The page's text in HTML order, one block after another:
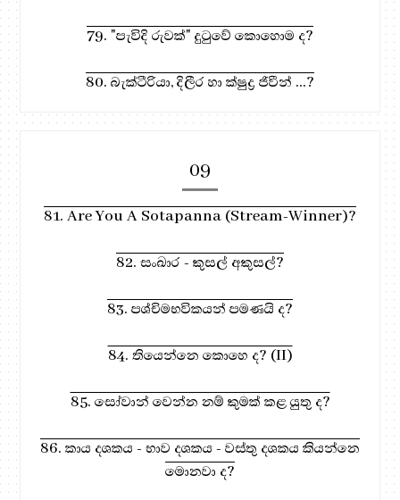
79. "පැවිදි රුවක්" දුටුවේ කොහොම ද?
80. බැක්ටීරියා, දිලීර හා ක්ෂුද්‍ර ජිවීන් ...?
09
81. Are You A Sotapanna (Stream-Winner)?
82. සංඛාර - කුසල් අකුසල්?
83. පශ්චිමභවිකයන් පමණයි ද?
84. තියෙන්නෙ කොහෙ ද? (II)
85. සෝවාන් වෙන්න නම් කුමක් කළ යුතු ද?
86. කාය දශකය - භාව දශකය - වස්තු දශකය කියන්නෙ
මොනවා ද?